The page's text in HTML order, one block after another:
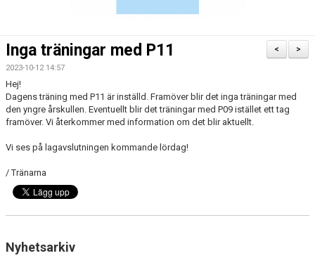
KALENDER
BILDGALLERI
DOKUMENT
KONTAKT
>
<
Inga träningar med P11
2023-10-12 14:57
Hej!
Dagens träning med P11 är inställd. Framöver blir det inga träningar med
den yngre årskullen. Eventuellt blir det träningar med P09 istället ett tag
framöver. Vi återkommer med information om det blir aktuellt.
Vi ses på lagavslutningen kommande lördag!
/ Tränarna
Nyhetsarkiv